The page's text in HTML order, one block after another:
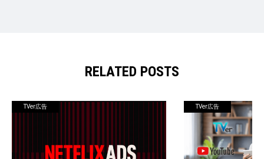
RELATED POSTS
TVer広告 TVer広告